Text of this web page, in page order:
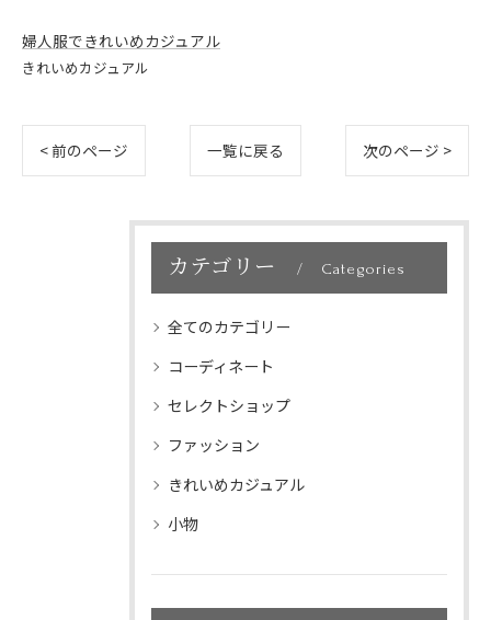
婦人服できれいめカジュアル
きれいめカジュアル
< 前のページ 一覧に戻る 次のページ >
カテゴリー Categories
全てのカテゴリー
コーディネート
セレクトショップ
ファッション
きれいめカジュアル
小物